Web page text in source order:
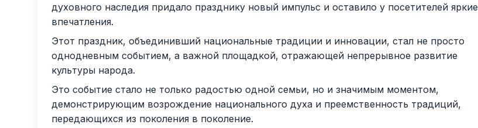
духовного наследия придало празднику новый импульс и оставило у посетителей яркие
впечатления.
Этот праздник, объединивший национальные традиции и инновации, стал не просто
однодневным событием, а важной площадкой, отражающей непрерывное развитие
культуры народа.
Это событие стало не только радостью одной семьи, но и значимым моментом,
демонстрирующим возрождение национального духа и преемственность традиций,
передающихся из поколения в поколение.